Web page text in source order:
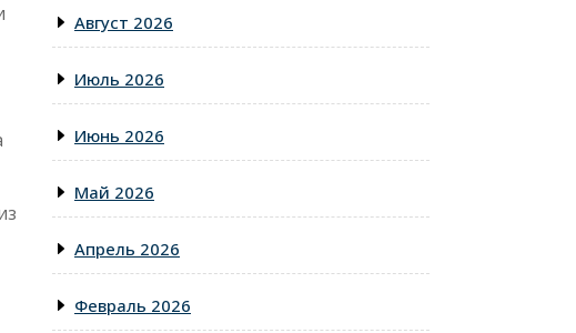
Август 2026
Июль 2026
Июнь 2026
Май 2026
Апрель 2026
Февраль 2026